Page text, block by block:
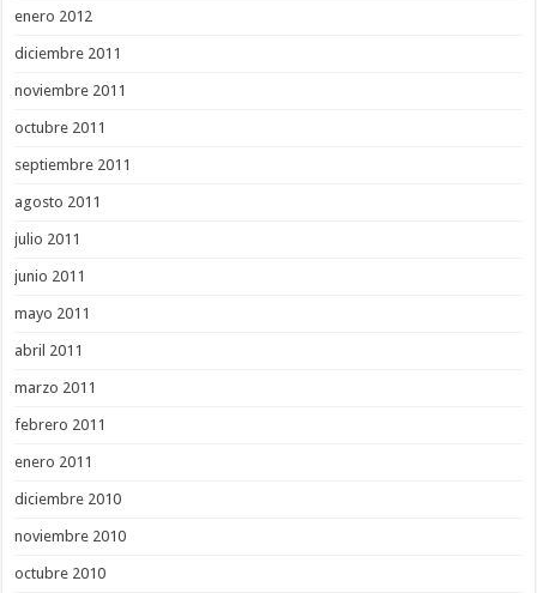
enero 2012
diciembre 2011
noviembre 2011
octubre 2011
septiembre 2011
agosto 2011
julio 2011
junio 2011
mayo 2011
abril 2011
marzo 2011
febrero 2011
enero 2011
diciembre 2010
noviembre 2010
octubre 2010